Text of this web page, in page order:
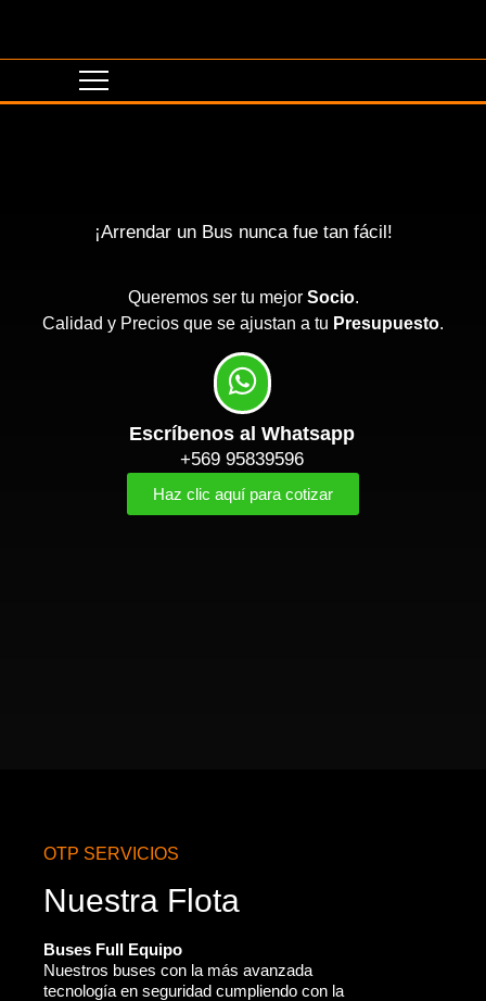
¡Arrendar un Bus nunca fue tan fácil!
Queremos ser tu mejor Socio.
Calidad y Precios que se ajustan a tu Presupuesto.
Escríbenos al Whatsapp
+569 95839596
Haz clic aquí para cotizar
OTP SERVICIOS
Nuestra Flota
Buses Full Equipo
Nuestros buses con la más avanzada
tecnología en seguridad cumpliendo con la